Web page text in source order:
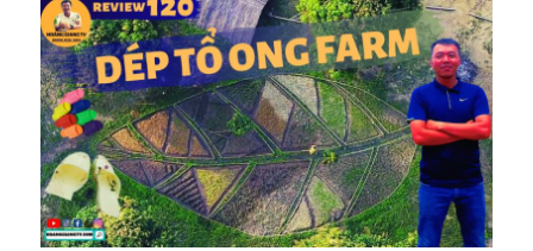
BIỆT
THỰ
SÂN
VƯỜN
MIỄN
CHÊ
|
HOÀNG
GIANG
TV